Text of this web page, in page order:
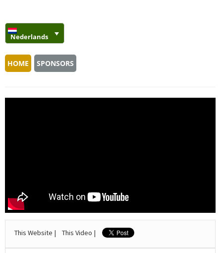
Nederlands
HOME SPONSORS
This Website | This Video |